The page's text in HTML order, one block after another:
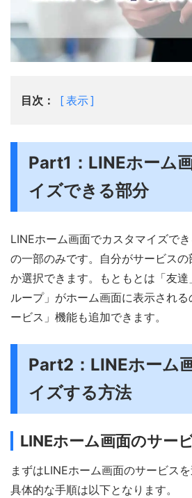
目次： 表示
Part1：LINEホーム
イズできる部分
LINEホーム画面でカスタマイズでき
の一部のみです。自分がサービス
か選択できます。もともとは「友
ループ」がホーム画面に表示され
ービス」機能も追加できます。
Part2：LINEホーム
イズする方法
LINEホーム画面のサー
まずはLINEホーム画面のサービスを
具体的な手順は以下となります。